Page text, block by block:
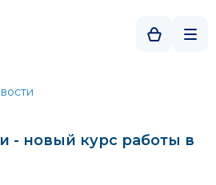
- новый курс работы в